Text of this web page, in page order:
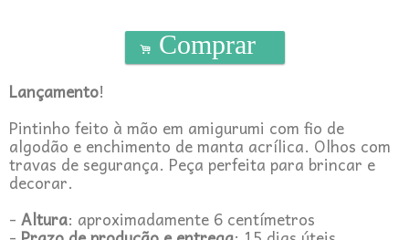
. Comprar
Lançamento!
Pintinho feito à mão em amigurumi com fio de
algodão e enchimento de manta acrílica. Olhos com
travas de segurança. Peça perfeita para brincar e
decorar.
- Altura: aproximadamente 6 centímetros